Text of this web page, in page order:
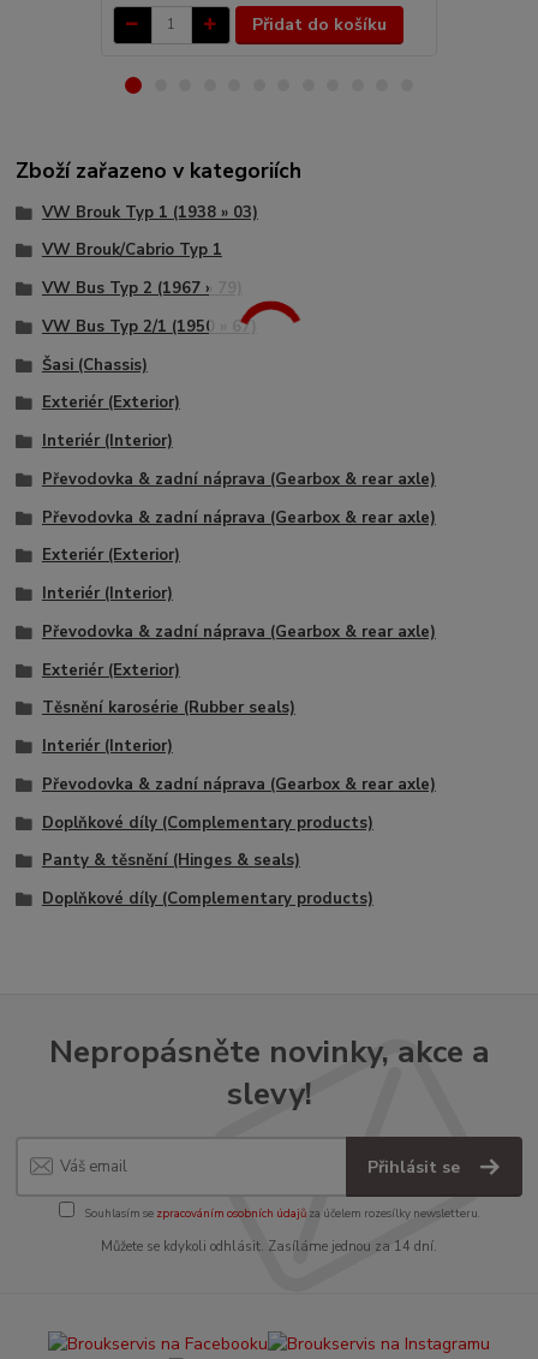
Přidat do košíku
Zboží zařazeno v kategoriích
VW Brouk Typ 1 (1938 » 03)
VW Brouk/Cabrio Typ 1
VW Bus Typ 2 (1967 » 79)
VW Bus Typ 2/1 (1950 » 67)
Šasi (Chassis)
Exteriér (Exterior)
Interiér (Interior)
Převodovka & zadní náprava (Gearbox & rear axle)
Převodovka & zadní náprava (Gearbox & rear axle)
Exteriér (Exterior)
Interiér (Interior)
Převodovka & zadní náprava (Gearbox & rear axle)
Exteriér (Exterior)
Těsnění karosérie (Rubber seals)
Interiér (Interior)
Převodovka & zadní náprava (Gearbox & rear axle)
Doplňkové díly (Complementary products)
Panty & těsnění (Hinges & seals)
Doplňkové díly (Complementary products)
Nepropásněte novinky, akce a
slevy!
Přihlásit se
Souhlasím se zpracováním osobních údajůza účelem rozesílky newsletteru.
Můžete se kdykoli odhlásit. Zasíláme jednou za 14 dní.